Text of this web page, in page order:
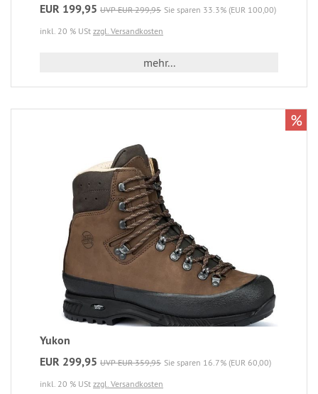
EUR 199,95 UVP EUR 299,95 Sie sparen 33.3% (EUR 100,00)
inkl. 20 % USt zzgl. Versandkosten
mehr...
Yukon
EUR 299,95 UVP EUR 359,95 Sie sparen 16.7% (EUR 60,00)
inkl. 20 % USt zzgl. Versandkosten
%